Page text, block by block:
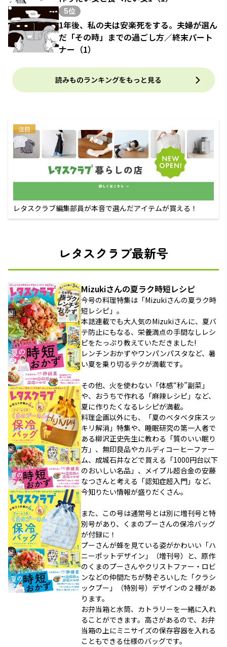
5位
1年後、私の夫は安楽死をする。夫婦が選ん
だ「その時」までの過ごし方／終末パート
ナー（1）
読みものランキングをもっと見る
注目
レタスクラブ編集部員が本音で選んだアイテムが買える！
レタスクラブ最新号
Mizukiさんの夏ラク時短レシピ
今号の料理特集は「Mizukiさんの夏ラク時
短レシピ」。
本誌連載でも大人気のMizukiさんに、夏バ
テ防止にもなる、栄養満点の手間なしレシ
ピをたっぷり教えていただきました!
レンチンおかずやワンパンパスタなど、暑
い夏を乗り切るテクが満載です。
その他、火を使わない「体感“秒”副菜」
や、おうちで作れる「麻辣レシピ」など、
夏に作りたくなるレシピが満載。
料理企画以外にも、「夏のベタベタ床スッ
キリ解消」特集や、睡眠研究の第一人者で
ある柳沢正史先生に教わる「質のいい眠り
方」、無印良品やカルディコーヒーファー
ム、成城石井などで買える「1000円台以下
のおいしい名品」、メイプル超合金の安藤
なつさんと考える「認知症超入門」など、
今知りたい情報が盛りだくさん。
また、この号は通常号とは別に増刊号と特
別号があり、くまのプーさんの保冷バッグ
が付録に！
プーさんが蜂を見ている姿がかわいい「ハ
ニーポットデザイン」（増刊号）と、原作
のくまのプーさんやクリストファー・ロビ
ンなどの仲間たちが勢ぞろいした「クラシ
ックプー」（特別号）デザインの２種があ
ります。
お弁当箱と水筒、カトラリーを一緒に入れ
ることができます。高さがあるので、お弁
当箱の上にミニサイズの保存容器を入れる
こともできる仕様のバッグです。